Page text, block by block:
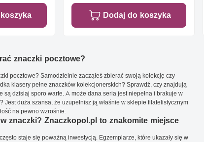
Dodaj do koszyka
znaczki pocztowe?
pocztowe? Samodzielnie zacząłeś zbierać swoją kolekcję czy
klasery pełne znaczków kolekcjonerskich? Sprawdź, czy znajdują
są dzisiaj sporo warte. A może dana seria jest niepełna i brakuje w
Jest duża szansa, że uzupełnisz ją właśnie w sklepie filatelistycznym
na pewno wzrośnie.
znaczki? Znaczkopol.pl to znakomite miejsce
staje się poważną inwestycją. Egzemplarze, które ukazały się w